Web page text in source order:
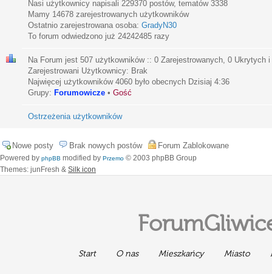
Nasi użytkownicy napisali 229370 postów, tematów 3338
Mamy 14678 zarejestrowanych użytkowników
Ostatnio zarejestrowana osoba: GradyN30
To forum odwiedzono już 24242485 razy
Na Forum jest 507 użytkowników :: 0 Zarejestrowanych, 0 Ukrytych
Zarejestrowani Użytkownicy: Brak
Najwięcej użytkowników 4060 było obecnych Dzisiaj 4:36
Grupy: Forumowicze • Gość
Ostrzeżenia użytkowników
Nowe posty Brak nowych postów Forum Zablokowane
Powered by phpBB modified by Przemo © 2003 phpBB Group
Themes: junFresh & Silk icon
Start O nas Mieszkańcy Miasto